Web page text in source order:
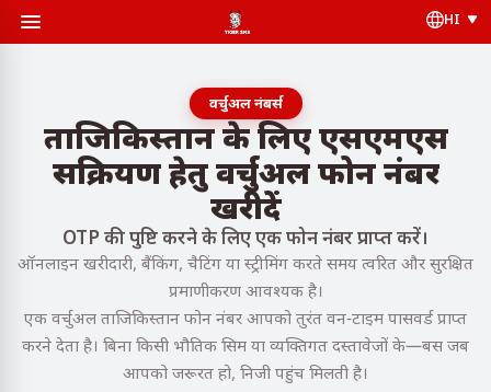
HI
वर्चुअल नंबर्स
ताजिकिस्तान के लिए एसएमएस
सक्रियण हेतु वर्चुअल फोन नंबर
खरीदें
OTP की पुष्टि करने के लिए एक फोन नंबर प्राप्त करें।
ऑनलाइन खरीदारी, बैंकिंग, चैटिंग या स्ट्रीमिंग करते समय त्वरित और सुरक्षित
प्रमाणीकरण आवश्यक है।
एक वर्चुअल ताजिकिस्तान फोन नंबर आपको तुरंत वन-टाइम पासवर्ड प्राप्त
करने देता है। बिना किसी भौतिक सिम या व्यक्तिगत दस्तावेजों के—बस जब
आपको जरूरत हो, निजी पहुंच मिलती है।